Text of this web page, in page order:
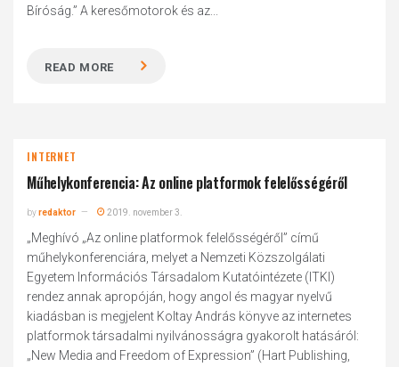
Bíróság.” A keresőmotorok és az...
READ MORE
INTERNET
Műhelykonferencia: Az online platformok felelősségéről
byredaktor 2019. november 3.
„Meghívó „Az online platformok felelősségéről” című
műhelykonferenciára, melyet a Nemzeti Közszolgálati
Egyetem Információs Társadalom Kutatóintézete (ITKI)
rendez annak apropóján, hogy angol és magyar nyelvű
kiadásban is megjelent Koltay András könyve az internetes
platformok társadalmi nyilvánosságra gyakorolt hatásáról:
„New Media and Freedom of Expression” (Hart Publishing,